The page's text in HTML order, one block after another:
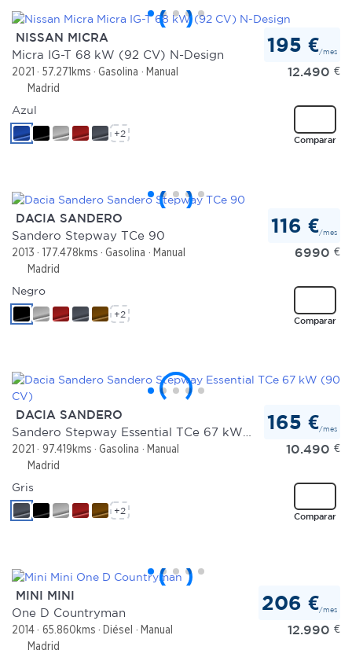
NISSAN MICRA
Micra IG-T 68 kW (92 CV) N-Design
2021 57.271kms Gasolina
Manual
Madrid
195 €/mes
12.490 €
Comparar
Azul
+2
DACIA SANDERO
Sandero Stepway TCe 90
2013 177.478kms Gasolina
Manual
Madrid
116 €/mes
6990 €
Comparar
Negro
+2
DACIA SANDERO
2021 97.419kms Gasolina
Manual
Madrid
165 €/mes
10.490 €
Comparar
Gris
+2
MINI MINI
One D Countryman
2014 65.860kms Diésel
Manual
Madrid
206 €/mes
12.990 €